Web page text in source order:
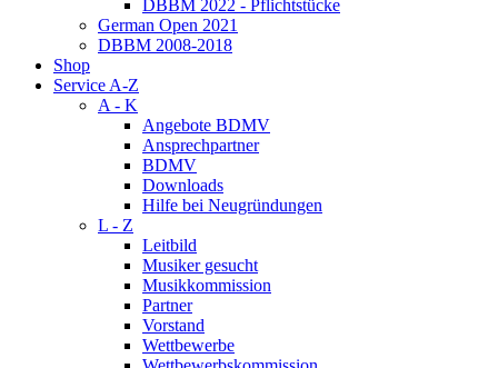
DBBM 2022 - Pflichtstücke
German Open 2021
DBBM 2008-2018
Shop
Service A-Z
A - K
Angebote BDMV
Ansprechpartner
BDMV
Downloads
Hilfe bei Neugründungen
L - Z
Leitbild
Musiker gesucht
Musikkommission
Partner
Vorstand
Wettbewerbe